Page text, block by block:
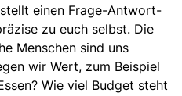
einen Frage-Antwort-
zu euch selbst. Die
Menschen sind uns
wir Wert, zum Beispiel
Wie viel Budget steht